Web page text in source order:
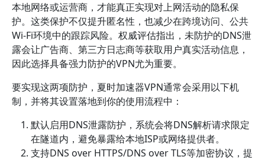
本地网络或运营商，才能真正实现对上网活动的隐私保
护。这类保护不仅提升匿名性，也减少在跨境访问、公共
Wi‑Fi环境中的跟踪风险。权威评估指出，未防护的DNS泄
露会让广告商、第三方日志商等获取用户真实活动信息，
因此选择具备强力防护的VPN尤为重要。
要实现这两项防护，夏时加速器VPN通常会采用以下机
制，并将其设置落地到你的使用流程中：
默认启用DNS泄露防护，系统会将DNS解析请求限定
在隧道内，避免暴露给本地ISP或网络提供者。
支持DNS over HTTPS/DNS over TLS等加密协议，提